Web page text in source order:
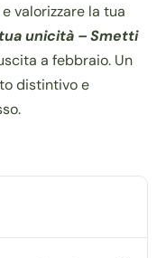
valorizzare la tua
unicità – Smetti
a febbraio. Un
distintivo e